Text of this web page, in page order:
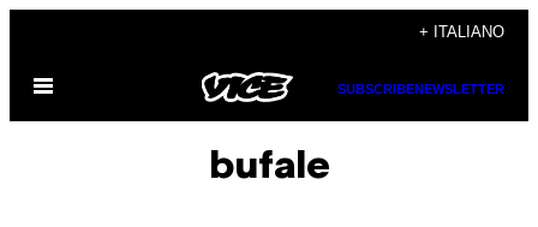
contenuto
+ ITALIANO
Apri
menu
SUBSCRIBENEWSLETTER
bufale